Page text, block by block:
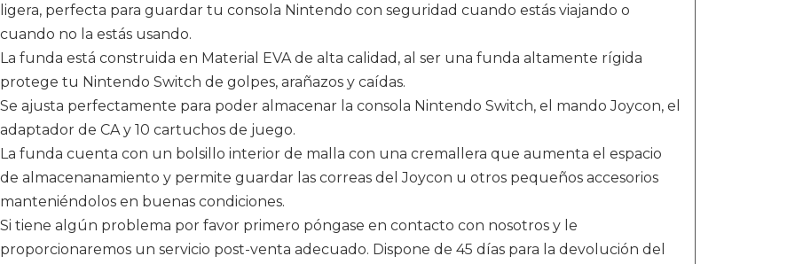
ligera, perfecta para guardar tu consola Nintendo con seguridad cuando estás viajando o
cuando no la estás usando.
La funda está construida en Material EVA de alta calidad, al ser una funda altamente rígida
protege tu Nintendo Switch de golpes, arañazos y caídas.
Se ajusta perfectamente para poder almacenar la consola Nintendo Switch, el mando Joycon, el
adaptador de CA y 10 cartuchos de juego.
La funda cuenta con un bolsillo interior de malla con una cremallera que aumenta el espacio
de almacenanamiento y permite guardar las correas del Joycon u otros pequeños accesorios
manteniéndolos en buenas condiciones.
Si tiene algún problema por favor primero póngase en contacto con nosotros y le
proporcionaremos un servicio post-venta adecuado. Dispone de 45 días para la devolución del